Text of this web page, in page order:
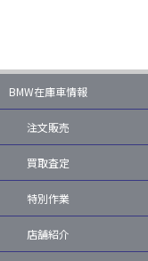
BMW在庫車情報
注文販売
買取査定
特別作業
店舗紹介